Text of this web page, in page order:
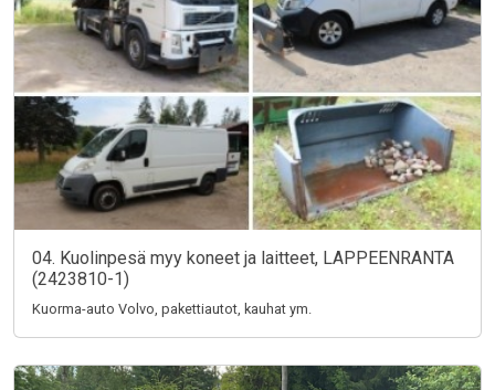
04. Kuolinpesä myy koneet ja laitteet, LAPPEENRANTA
(2423810-1)
Kuorma-auto Volvo, pakettiautot, kauhat ym.